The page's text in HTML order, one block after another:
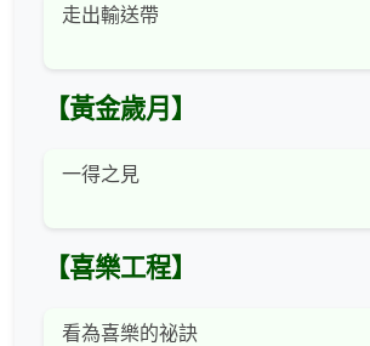
走出輸送帶
【黃金歲月】
一得之見
【喜樂工程】
看為喜樂的祕訣